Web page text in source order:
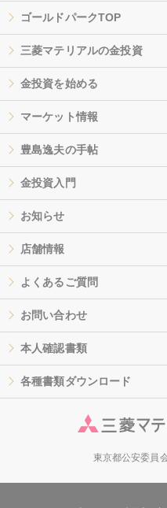
ゴールドパークTOP
三菱マテリアルの金投資
金投資を始める
マーケット情報
豊島逸夫の手帖
金投資入門
お知らせ
店舗情報
よくあるご質問
お問い合わせ
本人確認書類
各種書類ダウンロード
東京都公安委員